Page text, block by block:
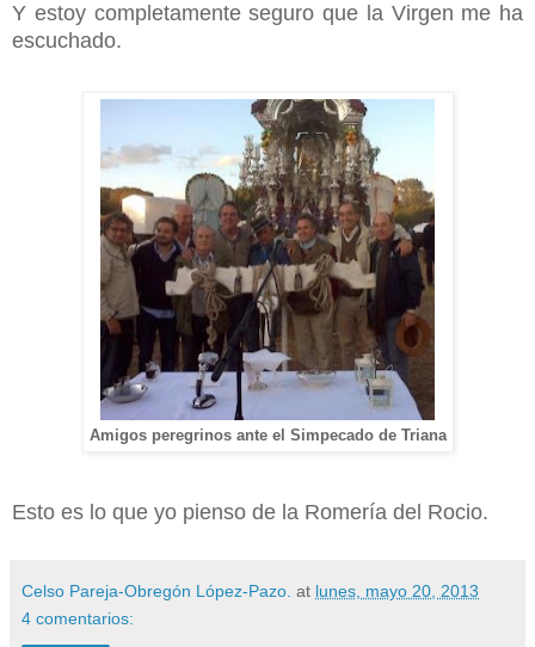
Y estoy completamente seguro que la Virgen me ha
escuchado.
Amigos peregrinos ante el Simpecado de Triana
Esto es lo que yo pienso de la Romería del Rocio.
Celso Pareja-Obregón López-Pazo. at lunes, mayo 20, 2013
4 comentarios: